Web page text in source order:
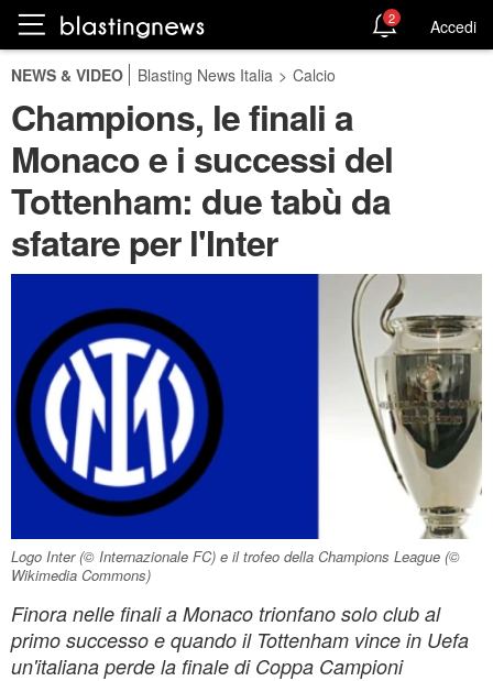
2 Accedi
NEWS & VIDEO Blasting News Italia > Calcio
Champions, le finali a
Monaco e i successi del
Tottenham: due tabù da
sfatare per l'Inter
Logo Inter (© Internazionale FC) e il trofeo della Champions League (©
Wikimedia Commons)
Finora nelle finali a Monaco trionfano solo club al
primo successo e quando il Tottenham vince in Uefa
un'italiana perde la finale di Coppa Campioni